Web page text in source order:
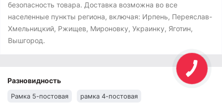
безопасность товара. Доставка возможна во все
населенные пункты региона, включая: Ирпень, Переяслав-
Хмельницкий, Ржищев, Мироновку, Украинку, Яготин,
Вышгород.
Разновидность
Рамка 5-постовая рамка 4-постовая